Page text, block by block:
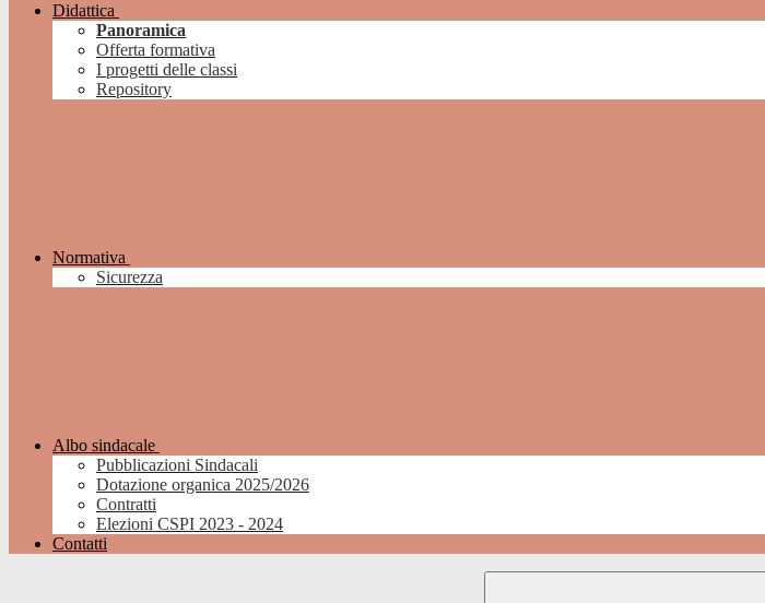
Didattica
Panoramica
Offerta formativa
I progetti delle classi
Repository
Normativa
Sicurezza
Albo sindacale
Pubblicazioni Sindacali
Dotazione organica 2025/2026
Contratti
Elezioni CSPI 2023 - 2024
Contatti